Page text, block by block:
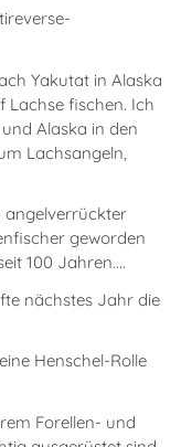
Yakutat in Alaska
Lachse fischen. Ich
Alaska in den
Lachsangeln,
angelverrückter
geworden
100 Jahren....
nächstes Jahr die
Henschel-Rolle
Forellen- und